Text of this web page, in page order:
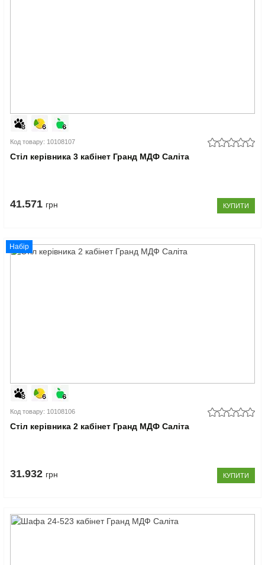
Код товару: 10108107
Стіл керівника 3 кабінет Гранд МДФ Саліта
41.571 грн КУПИТИ
Набір
Код товару: 10108106
Стіл керівника 2 кабінет Гранд МДФ Саліта
31.932 грн КУПИТИ